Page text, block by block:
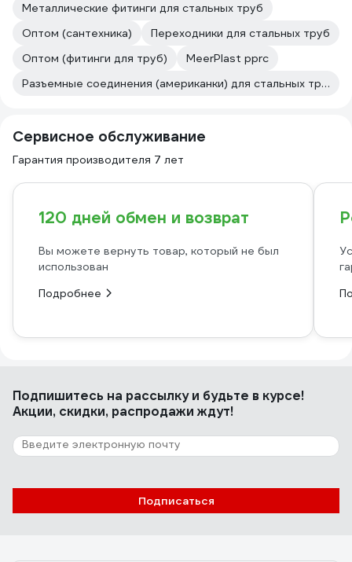
Металлические фитинги для стальных труб
Оптом (сантехника)
Переходники для стальных труб
Оптом (фитинги для труб)
MeerPlast pprc
Разъемные соединения (американки) для стальных труб
Сервисное обслуживание
Гарантия производителя 7 лет
120 дней обмен и возврат
Вы можете вернуть товар, который не был
использован
Подробнее
Подпишитесь на рассылкуи будьте в курсе!
Акции, скидки, распродажи ждут!
Подписаться